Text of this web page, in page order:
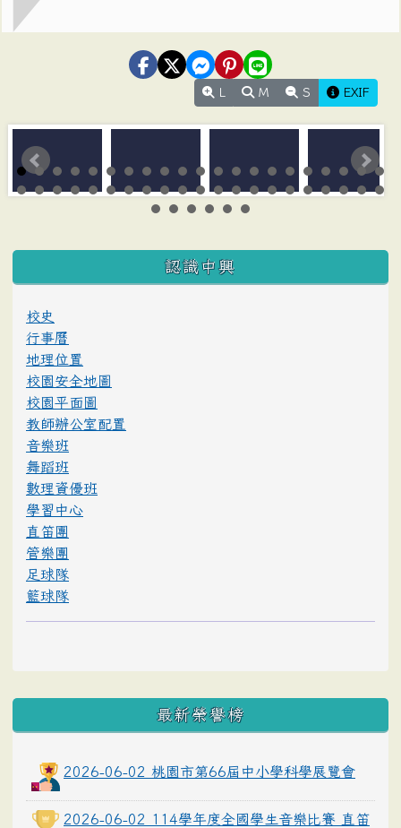
M S EXIF
:::
認識中興
校史
行事曆
地理位置
校園安全地圖
校園平面圖
教師辦公室配置
音樂班
舞蹈班
數理資優班
學習中心
直笛團
管樂團
足球隊
籃球隊
最新榮譽榜
2026-06-02 桃園市第66屆中小學科學展覽會
2026-06-02 114學年度全國學生音樂比賽 直笛